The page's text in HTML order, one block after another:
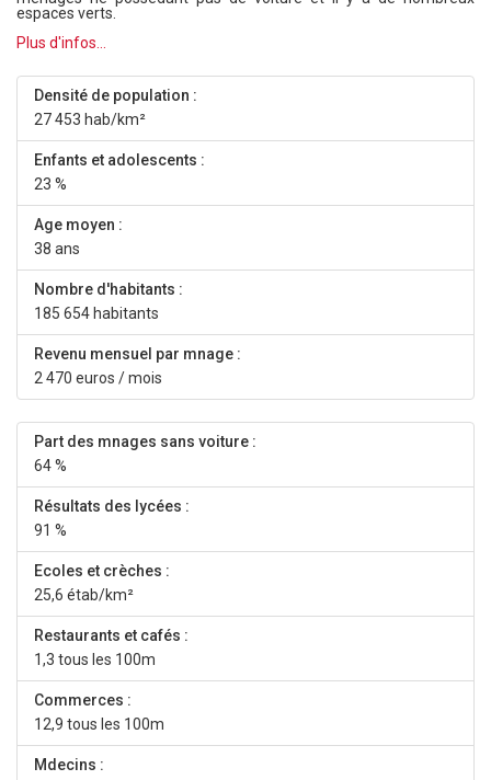
espaces verts.
Plus d'infos...
Densité de population :
27 453 hab/km²
Enfants et adolescents :
23 %
Age moyen :
38 ans
Nombre d'habitants :
185 654 habitants
Revenu mensuel par mnage :
2 470 euros / mois
Part des mnages sans voiture :
64 %
Résultats des lycées :
91 %
Ecoles et crèches :
25,6 étab/km²
Restaurants et cafés :
1,3 tous les 100m
Commerces :
12,9 tous les 100m
Mdecins :